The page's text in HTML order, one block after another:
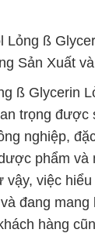
Lỏng ß
Sản Xuất
ß Glycerin
trọng được
nghiệp,
phẩm và
vậy, việc
đang
hàng